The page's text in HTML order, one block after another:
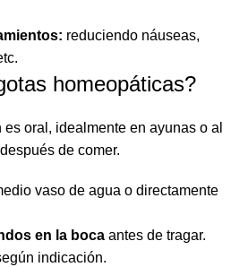
reduciendo náuseas,
homeopáticas?
oral, idealmente en ayunas o al
de comer.
vaso de agua o directamente
en la boca antes de tragar.
indicación.